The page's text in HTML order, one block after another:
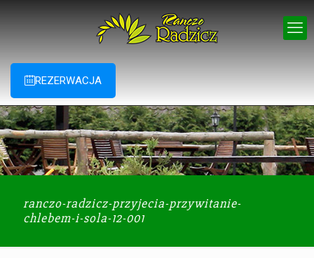
REZERWACJA
ranczo-radzicz-przyjecia-przywitanie-
chlebem-i-sola-12-001